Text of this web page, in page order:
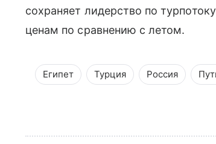
сохраняет лидерство по
ценам по сравнению с летом.
Египет Турция Россия